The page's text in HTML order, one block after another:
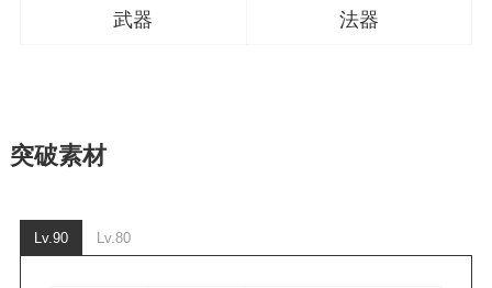
武器 法器
突破素材
Lv.90 Lv.80